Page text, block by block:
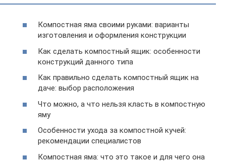
Компостная яма своими руками: варианты
изготовления и оформления конструкции
Как сделать компостный ящик: особенности
конструкций данного типа
Как правильно сделать компостный ящик на
даче: выбор расположения
Что можно, а что нельзя класть в компостную
яму
Особенности ухода за компостной кучей:
рекомендации специалистов
Компостная яма: что это такое и для чего она